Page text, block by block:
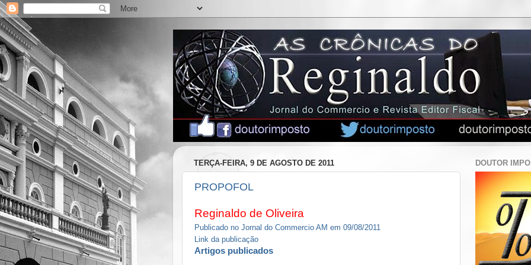
TERÇA-FEIRA, 9 DE AGOSTO DE 2011
PROPOFOL
Reginaldo de Oliveira
Publicado no Jornal do Commercio AM em 09/08/2011
Link da publicação
Artigos publicados
DOUTOR